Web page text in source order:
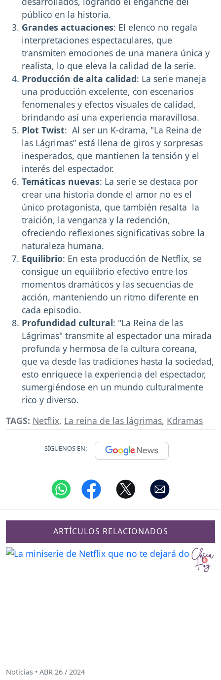
público en la historia.
Grandes actuaciones: El elenco no regala
interpretaciones espectaculares, que
transmiten emociones de una manera única y
realista, lo que eleva la calidad de la serie.
Producción de alta calidad: La serie maneja
una producción excelente, con escenarios
fenomenales y efectos visuales de calidad,
brindando así una experiencia maravillosa.
Plot Twist: Al ser un K-drama, "La Reina de
las Lágrimas” está llena de giros y sorpresas
inesperados, que mantienen la tensión y el
interés del espectador.
Temáticas nuevas: La serie se destaca por
crear una historia donde el amor no es el
único protagonista, que también resalta la
traición, la venganza y la redención,
ofreciendo reflexiones significativas sobre la
naturaleza humana.
Equilibrio: En esta producción de Netflix, se
consigue un equilibrio efectivo entre los
momentos dramáticos y las secuencias de
acción, manteniendo un ritmo diferente en
cada episodio.
Profundidad cultural: "La Reina de las
Lágrimas" transmite al espectador una mirada
profunda y hermosa de la cultura coreana,
que va desde las tradiciones hasta la sociedad,
esto enriquece la experiencia del espectador,
sumergiéndose en un mundo culturalmente
rico y diverso.
TAGS: Netflix, La reina de las lágrimas, Kdramas
SÍGUENOS EN:
ARTÍCULOS RELACIONADOS
Noticias • ABR 26 / 2024